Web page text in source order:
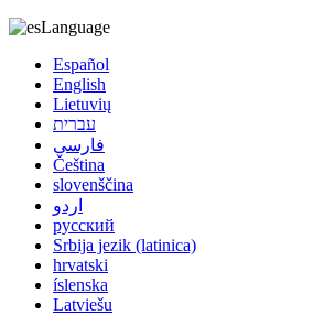
Language
Español
English
Lietuvių
עברית
فارسی
Čeština
slovenščina
اردو
русский
Srbija jezik (latinica)
hrvatski
íslenska
Latviešu